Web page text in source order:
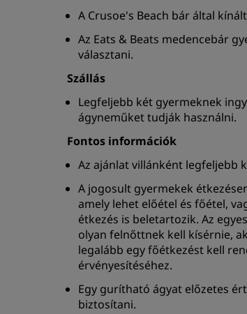
A Crusoe's Beach bár által
Az Eats & Beats medencebár
választani.
Szállás
Legfeljebb két gyermeknek
ágyneműket tudják használni.
Fontos információk
Az ajánlat villánként legfeljebb
A jogosult gyermekek
amely lehet előétel és főétel,
étkezés is beletartozik. Az
olyan felnőttnek kell kísérnie,
legalább egy főétkezést kell
érvényesítéséhez.
Egy gurítható ágyat előzetes
biztosítani.